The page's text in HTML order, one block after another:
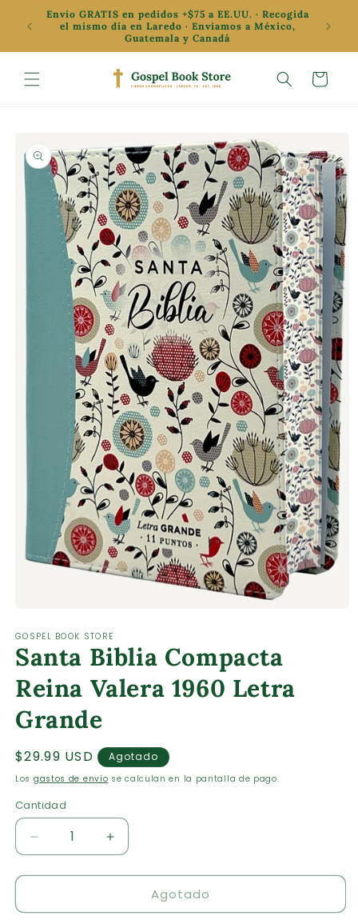
directamente
al contenido
Envío GRATIS en pedidos +$75 a EE.UU. · Recogida
el mismo día en Laredo · Enviamos a México,
Guatemala y Canadá
✦
Carrito
información
del producto
multimedia
1
en
ventana
modal
GOSPEL BOOK STORE
Santa Biblia Compacta
Reina Valera 1960 Letra
Grande
Precio
habitual
$29.99 USD Agotado
Los gastos de envío se calculan en la pantalla de pago.
Cantidad
Cantidad
Reducir
cantidad
para
Biblia
Aumentar
cantidad
para
Biblia
Agotado